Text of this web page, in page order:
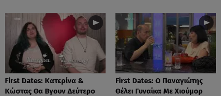
First Dates: Κατερίνα &
Κώστας Θα Βγουν Δεύτερο
First Dates: Ο Παναγιώτης
Θέλει Γυναίκα Με Χιούμορ